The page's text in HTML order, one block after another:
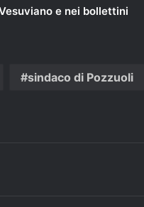
e nei bollettini
sindaco di Pozzuoli